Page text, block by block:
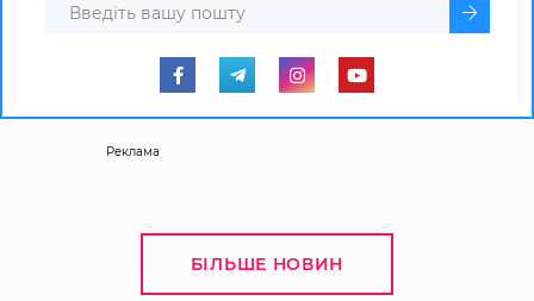
Реклама
БІЛЬШЕ НОВИН